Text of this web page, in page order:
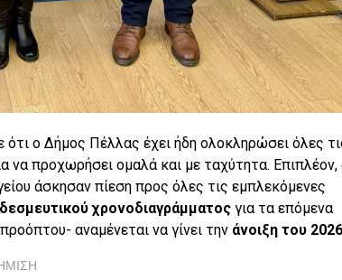
ο Δήμος Πέλλας έχει ήδη ολοκληρώσει όλες
να προχωρήσει ομαλά και με ταχύτητα. Επιπλέον,
άσκησαν πίεση προς όλες τις εμπλεκόμενες
χρονοδιαγράμματος για τα επόμενα
αναμένεται να γίνει την άνοιξη του 2026